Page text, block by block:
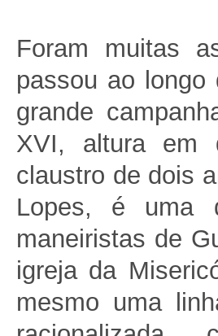
Foram muitas
passou ao longo
grande
XVI, altura em
claustro de dois
Lopes, é uma
maneiristas de
igreja da
mesmo uma